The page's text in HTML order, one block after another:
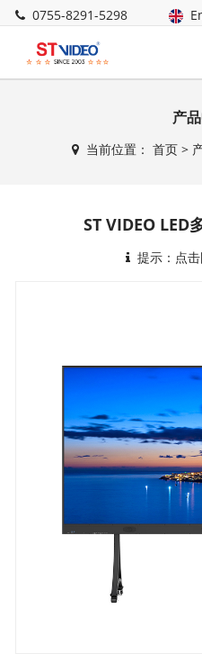
0755-8291-5298
产
当前位置：首页 >
ST VIDEO LED
提示：点